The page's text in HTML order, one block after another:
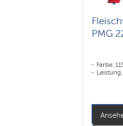
PMG
Farbe: